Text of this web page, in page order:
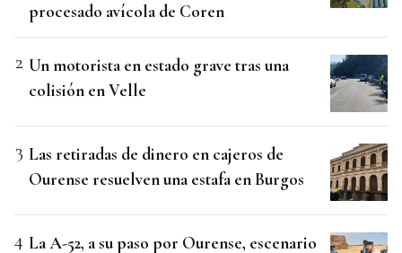
procesado avícola de Coren
Un motorista en estado grave tras una
colisión en Velle
Las retiradas de dinero en cajeros de
Ourense resuelven una estafa en Burgos
La A-52, a su paso por Ourense, escenario